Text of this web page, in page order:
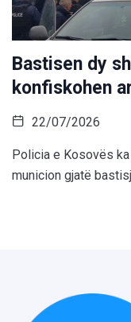
Bastisen dy
konfiskohen
22/07/2026
Policia e Kosovës
municion gjatë